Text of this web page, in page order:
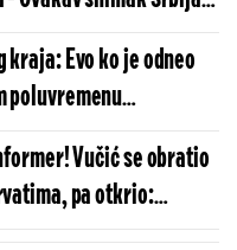
kraja: Evo ko je odneo
poluvremenu
(VIDEO)
Vučić se obratio
pa otkrio:
to ne zna ni moja